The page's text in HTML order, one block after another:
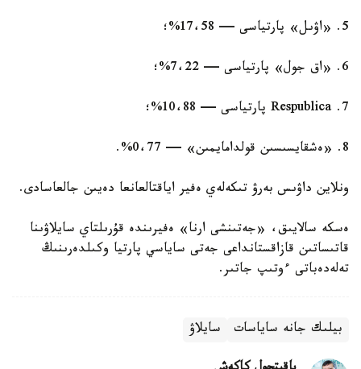
5. «اۋىل» پارتياسى — 17،58%؛
6. «اق جول» پارتياسى — 7،22%؛
7. Respublica پارتياسى — 10،88%؛
8. «ەشقايسىسىن قولدامايمىن» — 0،77%.
ونلاين داۋىس بەرۋ تىكەلەي ەفير اياقتالعانعا دەيىن جالعاسادى.
ەسكە سالايىق، «جەتىنشى ارنا» ەفيرىندە قۇرىلتاي سايلاۋىنا
قاتىساتىن قازاقستانداعى جەتى ساياسي پارتيا وكىلدەرىنىڭ
تەلەدەباتى ءوتىپ جاتىر.
بيلىك جانە ساياسات سايلاۋ